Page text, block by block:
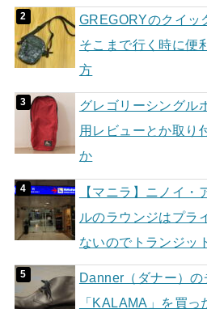
GREGORYのクイッ
そこまで行く時に便
方
グレゴリーシングル
用レビューとか取り
か
【マニラ】ニノイ
ルのラウンジはプラ
ないのでトランジッ
Danner（ダナー）
「KALAMA」を買